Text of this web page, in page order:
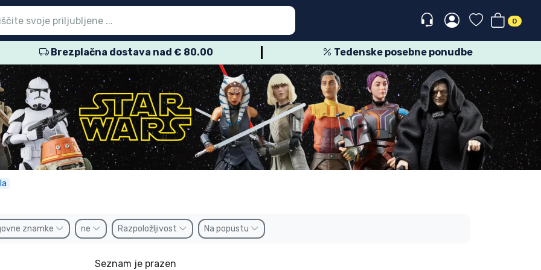
0
Brezplačna dostava nad € 80.00 Tedenske posebne ponudbe
znamke ne Razpoložljivost Na popustu
Seznam je prazen
meni
meni
meni
meni
meni
meni
meni
meni
meni